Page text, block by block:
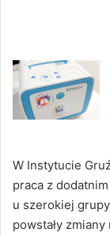
W Instytucie
praca z
u szerokiej
powstały